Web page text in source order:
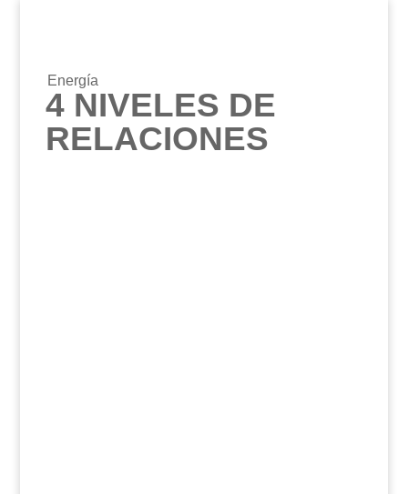
4 NIVELES DE
RELACIONES
Energía